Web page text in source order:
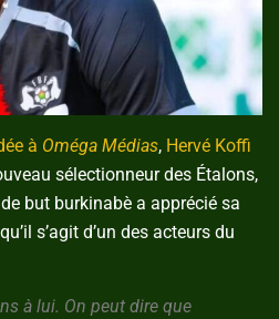
à Oméga Médias, Hervé Koffi
sélectionneur des Étalons,
but burkinabè a apprécié sa
s’agit d’un des acteurs du
à lui. On peut dire que